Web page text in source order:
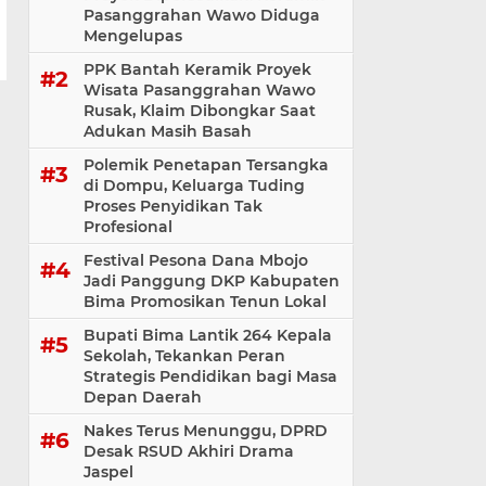
Pasanggrahan Wawo Diduga
Mengelupas
PPK Bantah Keramik Proyek
Wisata Pasanggrahan Wawo
Rusak, Klaim Dibongkar Saat
Adukan Masih Basah
Polemik Penetapan Tersangka
di Dompu, Keluarga Tuding
Proses Penyidikan Tak
Profesional
Festival Pesona Dana Mbojo
Jadi Panggung DKP Kabupaten
Bima Promosikan Tenun Lokal
Bupati Bima Lantik 264 Kepala
Sekolah, Tekankan Peran
Strategis Pendidikan bagi Masa
Depan Daerah
Nakes Terus Menunggu, DPRD
Desak RSUD Akhiri Drama
Jaspel